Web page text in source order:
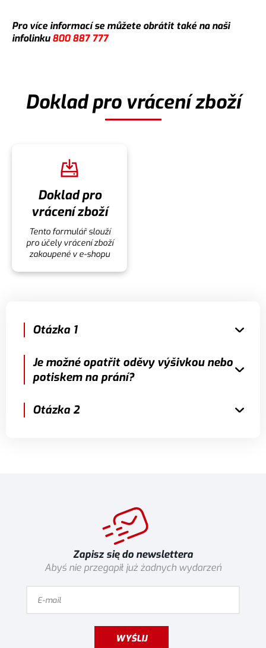
Pro více informací se můžete obrátit také na naši
infolinku800 887 777
Doklad pro vrácení zboží
Doklad pro
vrácení zboží
Tento formulář slouží
pro účely vrácení zboží
zakoupené v e-shopu
Otázka 1
Je možné opatřit oděvy výšivkou nebo
potiskem na prání?
Otázka 2
Zapisz się do newslettera
Abyś nie przegapił już żadnych wydarzeń
WYŚLIJ